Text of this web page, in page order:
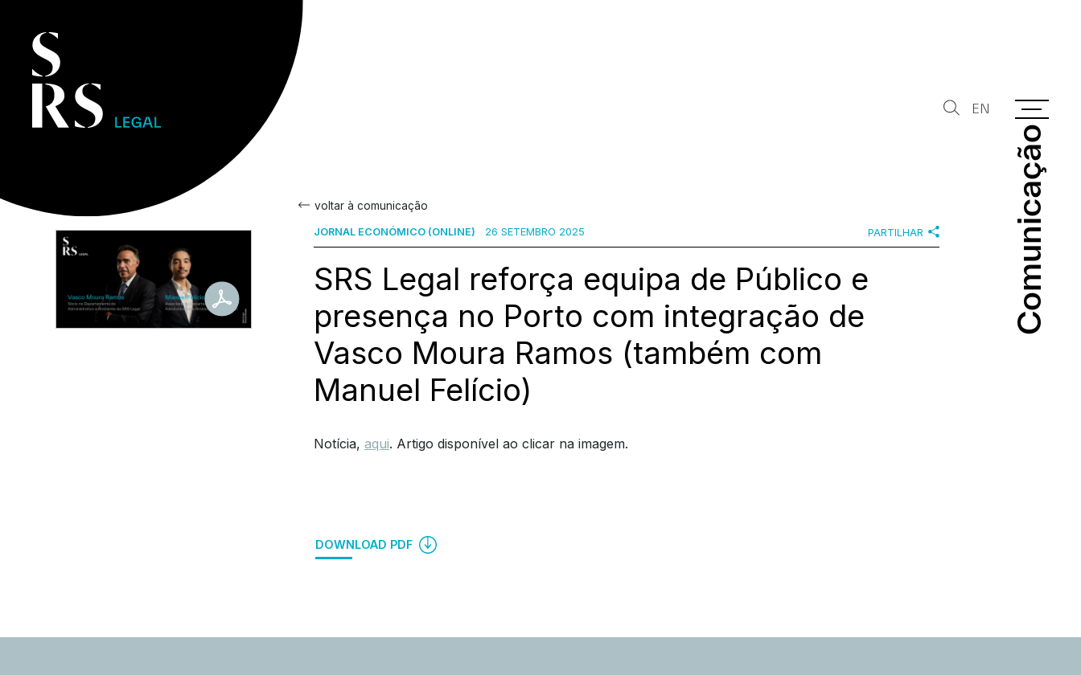
Comunicação
Comunicação
EN
voltar à comunicação
JORNAL ECONÓMICO (ONLINE) 26 SETEMBRO 2025 PARTILHAR
SRS Legal reforça equipa de Público e
presença no Porto com integração de
Vasco Moura Ramos (também com
Manuel Felício)
Notícia, aqui. Artigo disponível ao clicar na imagem.
DOWNLOAD PDF